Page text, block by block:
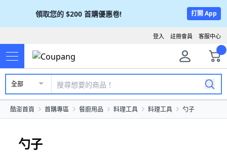
領取您的 $200 首購優惠卷! 打開 App
客服中心
註冊會員
登入
全部
酷澎首頁 首購專區 餐廚用品 料理工具 料理工具 勺子
勺子